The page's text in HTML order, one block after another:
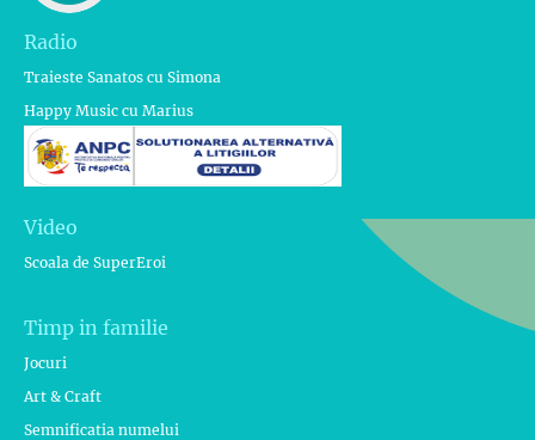
Radio
Traieste Sanatos cu Simona
Happy Music cu Marius
Video
Scoala de SuperEroi
Timp in familie
Jocuri
Art & Craft
Semnificatia numelui